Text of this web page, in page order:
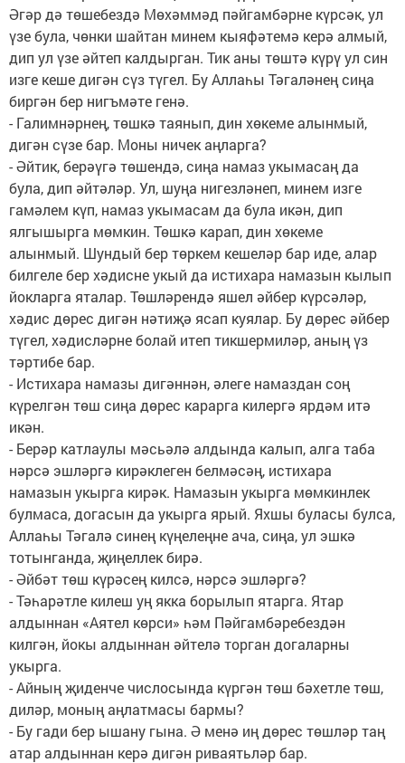
Әгәр дә төшебездә Мөхәммәд пәйгамбәрне күрсәк, ул
үзе була, чөнки шайтан минем кыяфәтемә керә алмый,
дип ул үзе әйтеп калдырган. Тик аны төштә күрү ул син
изге кеше дигән сүз түгел. Бу Аллаһы Тәгаләнең сиңа
биргән бер нигъмәте генә.
- Галимнәрнең, төшкә таянып, дин хөкеме алынмый,
дигән сүзе бар. Моны ничек аңларга?
- Әйтик, берәүгә төшендә, сиңа намаз укымасаң да
була, дип әйтәләр. Ул, шуңа нигезләнеп, минем изге
гамәлем күп, намаз укымасам да була икән, дип
ялгышырга мөмкин. Төшкә карап, дин хөкеме
алынмый. Шундый бер төркем кешеләр бар иде, алар
билгеле бер хәдисне укый да истихара намазын кылып
йокларга яталар. Төшләрендә яшел әйбер күрсәләр,
хәдис дөрес дигән нәтиҗә ясап куялар. Бу дөрес әйбер
түгел, хәдисләрне болай итеп тикшермиләр, аның үз
тәртибе бар.
- Истихара намазы дигәннән, әлеге намаздан соң
күрелгән төш сиңа дөрес карарга килергә ярдәм итә
икән.
- Берәр катлаулы мәсь­әлә алдында калып, алга таба
нәрсә эшләргә кирәклеген белмәсәң, истихара
намазын укырга кирәк. Намазын укырга мөмкинлек
булмаса, догасын да укырга ярый. Яхшы буласы булса,
Аллаһы Тәгалә синең күңелеңне ача, сиңа, ул эшкә
тотынганда, җиңеллек бирә.
- Әйбәт төш күрәсең килсә, нәрсә эшләргә?
- Тәһарәтле килеш уң якка борылып ятарга. Ятар
алдыннан «Аятел көрси» һәм Пәйгамбәребездән
килгән, йокы алдыннан әйтелә торган догаларны
укырга.
- Айның җиденче числосында күргән төш бәхетле төш,
диләр, моның аңлатмасы бармы?
- Бу гади бер ышану гына. Ә менә иң дөрес төшләр таң
атар алдыннан керә дигән риваятьләр бар.